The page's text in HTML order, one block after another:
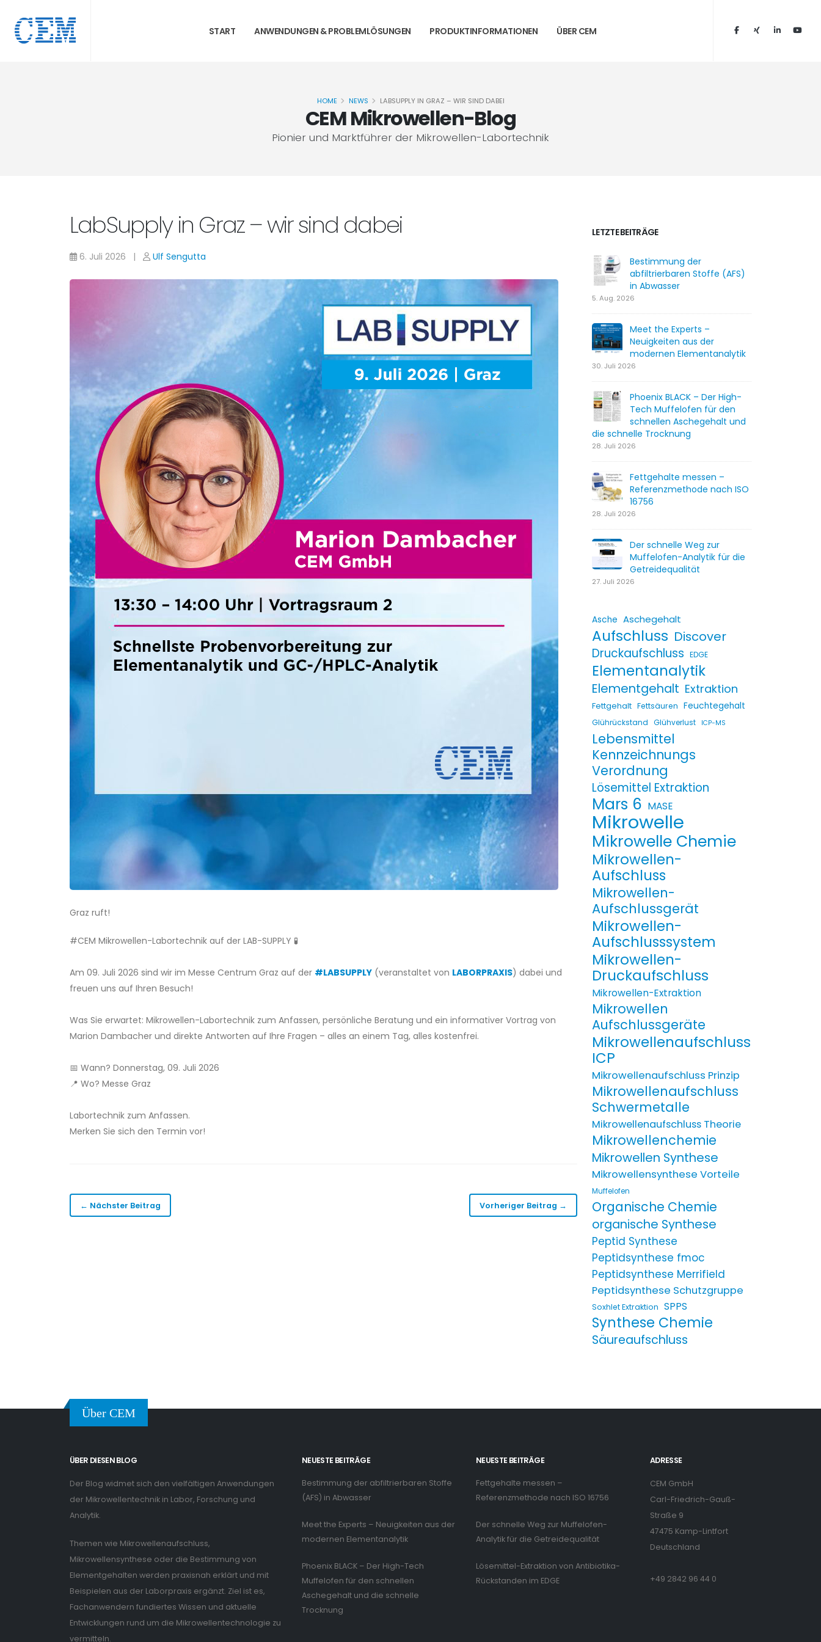
START ANWENDUNGEN & PROBLEMLÖSUNGEN PRODUKTINFORMATIONEN ÜBER CEM
CEM Mikrowellen-Blog
Pionier und Marktführer der Mikrowellen-Labortechnik
HOME NEWS LABSUPPLY IN GRAZ – WIR SIND DABEI
LETZTE BEITRÄGE
Bestimmung der
abfiltrierbaren Stoffe (AFS)
in Abwasser
5. Aug. 2026
Meet the Experts –
Neuigkeiten aus der
modernen Elementanalytik
30. Juli 2026
Phoenix BLACK – Der High-
Tech Muffelofen für den
schnellen Aschegehalt und
die schnelle Trocknung
28. Juli 2026
Fettgehalte messen –
Referenzmethode nach ISO
16756
28. Juli 2026
Der schnelle Weg zur
Muffelofen-Analytik für die
Getreidequalität
27. Juli 2026
Asche Aschegehalt
Aufschluss Discover
Druckaufschluss EDGE
Elementanalytik
Elementgehalt Extraktion
Fettgehalt Fettsäuren Feuchtegehalt
Glührückstand Glühverlust ICP-MS
Lebensmittel
Kennzeichnungs
Verordnung
Lösemittel Extraktion
Mars 6 MASE
Mikrowelle
Mikrowelle Chemie
Mikrowellen-
Aufschluss
Mikrowellen-
Aufschlussgerät
Mikrowellen-
Aufschlusssystem
Mikrowellen-
Druckaufschluss
Mikrowellen-Extraktion
Mikrowellen
Aufschlussgeräte
Mikrowellenaufschluss
ICP
Mikrowellenaufschluss Prinzip
Mikrowellenaufschluss
Schwermetalle
Mikrowellenaufschluss Theorie
Mikrowellenchemie
Mikrowellen Synthese
Mikrowellensynthese Vorteile
Muffelofen
Organische Chemie
organische Synthese
Peptid Synthese
Peptidsynthese fmoc
Peptidsynthese Merrifield
Peptidsynthese Schutzgruppe
Soxhlet Extraktion SPPS
Synthese Chemie
Säureaufschluss
LabSupply in Graz – wir sind dabei
6. Juli 2026 | Ulf Sengutta
Graz ruft!
#CEM Mikrowellen-Labortechnik auf der LAB-SUPPLY 🧪
Am 09. Juli 2026 sind wir im Messe Centrum Graz auf der #LABSUPPLY (veranstaltet von LABORPRAXIS) dabei und
freuen uns auf Ihren Besuch!
Was Sie erwartet: Mikrowellen-Labortechnik zum Anfassen, persönliche Beratung und ein informativer Vortrag von
Marion Dambacher und direkte Antworten auf Ihre Fragen – alles an einem Tag, alles kostenfrei.
📅 Wann? Donnerstag, 09. Juli 2026
📍 Wo? Messe Graz
Labortechnik zum Anfassen.
Merken Sie sich den Termin vor!
← Nächster Beitrag Vorheriger Beitrag →
Über CEM
ÜBER DIESEN BLOG
Der Blog widmet sich den vielfältigen Anwendungen
der Mikrowellentechnik in Labor, Forschung und
Analytik.
Themen wie Mikrowellenaufschluss,
Mikrowellensynthese oder die Bestimmung von
Elementgehalten werden praxisnah erklärt und mit
Beispielen aus der Laborpraxis ergänzt. Ziel ist es,
Fachanwendern fundiertes Wissen und aktuelle
Entwicklungen rund um die Mikrowellentechnologie zu
vermitteln.
NEUESTE BEITRÄGE
Bestimmung der abfiltrierbaren Stoffe
(AFS) in Abwasser
Meet the Experts – Neuigkeiten aus der
modernen Elementanalytik
Phoenix BLACK – Der High-Tech
Muffelofen für den schnellen
Aschegehalt und die schnelle
Trocknung
NEUESTE BEITRÄGE
Fettgehalte messen –
Referenzmethode nach ISO 16756
Der schnelle Weg zur Muffelofen-
Analytik für die Getreidequalität
Lösemittel-Extraktion von Antibiotika-
Rückstanden im EDGE
ADRESSE
CEM GmbH
Carl-Friedrich-Gauß-
Straße 9
47475 Kamp-Lintfort
Deutschland
+49 2842 96 44 0